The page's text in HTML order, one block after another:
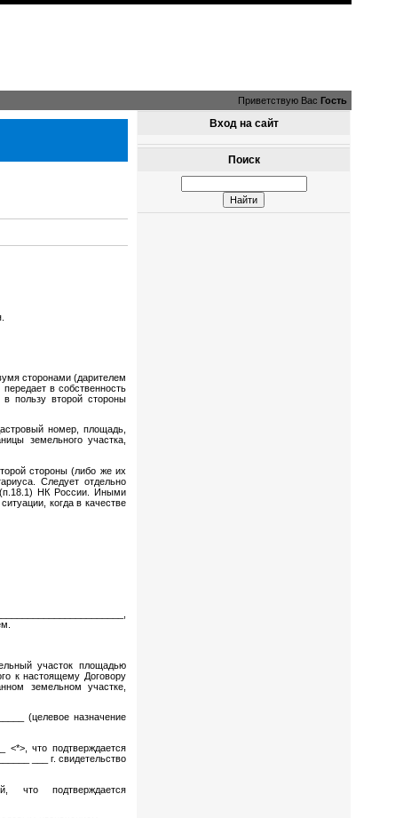
Приветствую Вас Гость
сторонами (дарителем
в собственность
пользу второй стороны
номер, площадь,
земельного участка,
стороны (либо же их
Следует отдельно
(п.18.1) НК России. Иными
когда в качестве
участок площадью
к настоящему Договору
земельном участке,
(целевое назначение
<*>, что подтверждается
___ г. свидетельство
что подтверждается
Вход на сайт
Поиск